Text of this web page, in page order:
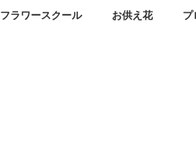
フラワースクール お供え花 プ